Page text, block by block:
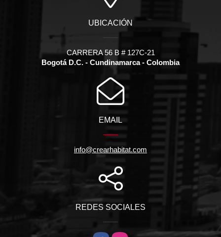
UBICACIÓN
CARRERA 56 B # 127C-21
Bogotá D.C. - Cundinamarca - Colombia
EMAIL
info@crearhabitat.com
REDES SOCIALES